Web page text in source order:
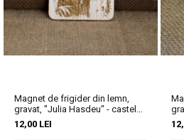
Magnet de frigider din lemn,
gravat, "Julia Hasdeu" - castelul
Julia Hasdeu
12,00 LEI